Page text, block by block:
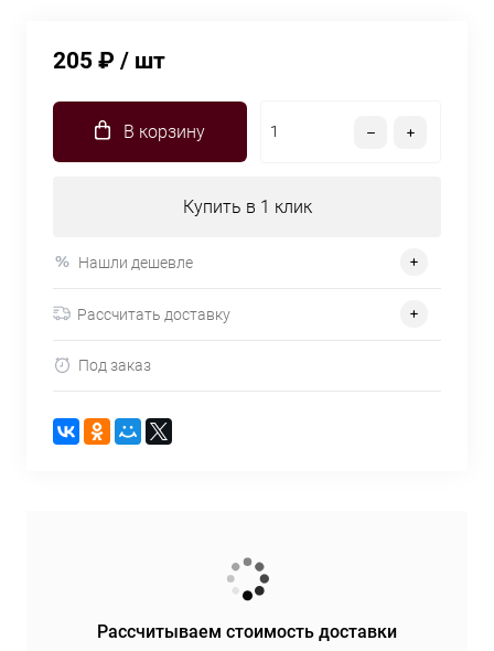
205 ₽ / шт
В корзину
Купить в 1 клик
Нашли дешевле
Рассчитать доставку
Под заказ
Рассчитываем стоимость доставки